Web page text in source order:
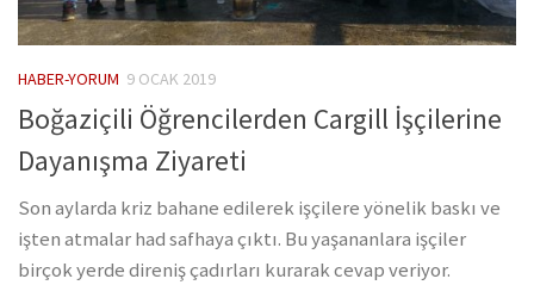
HABER-YORUM 9 OCAK 2019
Boğaziçili Öğrencilerden Cargill İşçilerine
Dayanışma Ziyareti
Son aylarda kriz bahane edilerek işçilere yönelik baskı ve
işten atmalar had safhaya çıktı. Bu yaşananlara işçiler
birçok yerde direniş çadırları kurarak cevap veriyor.